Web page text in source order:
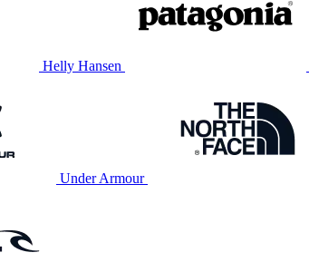
Helly Hansen
Under Armour